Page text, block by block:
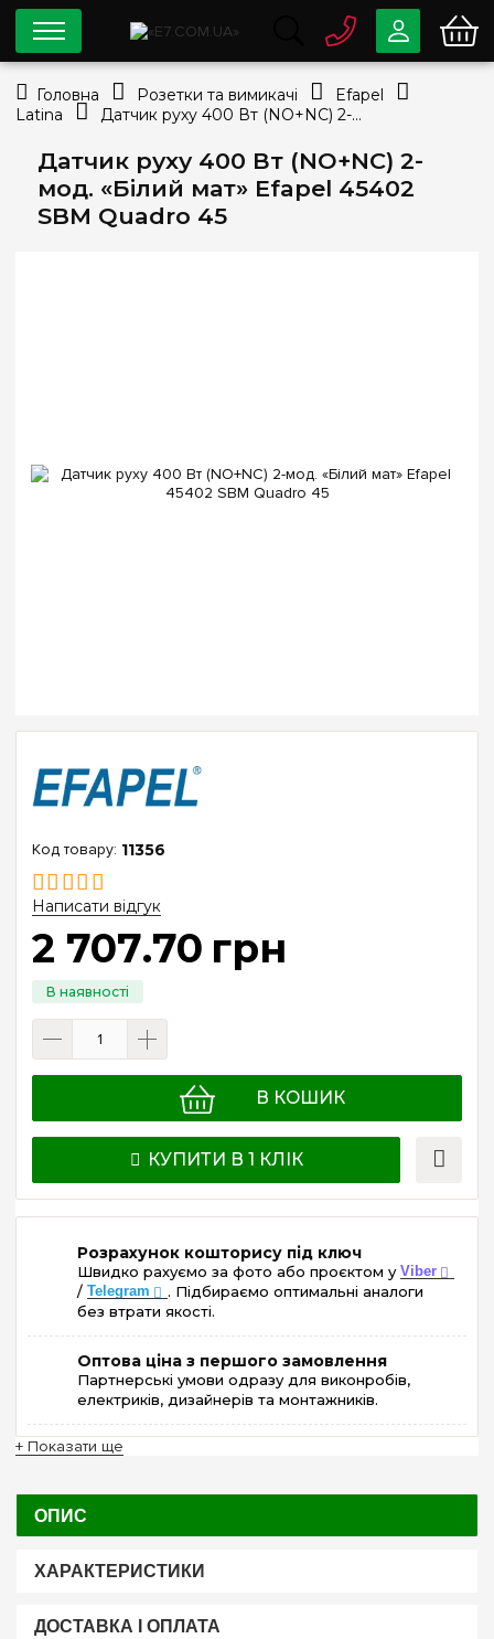
Датчик руху 400 Вт (NO+NC) 2-
мод. «Білий мат» Efapel 45402
SBM Quadro 45
11356
Написати відгук
2 707.70 грн
В КОШИК
КУПИТИ В 1 КЛІК
Розрахунок кошторису під ключ
Швидко рахуємо за фото або проєктом у Viber
/ Telegram
. Підбираємо оптимальні аналоги
без втрати якості.
Оптова ціна з першого замовлення
Партнерські умови одразу для виконробів,
електриків, дизайнерів та монтажників.
+ Показати ще
ОПИС
ХАРАКТЕРИСТИКИ
ДОСТАВКА І ОПЛАТА
0 80033-63-07
Безкоштовно
info@e7.com.ua
044334-79-78
Viber Telegram
Головна Розетки та вимикачі
Efapel
Latina
Датчик руху 400 Вт (NO+NC) 2-мод. «Білий мат» Efapel 45402 SBM Quadro 45